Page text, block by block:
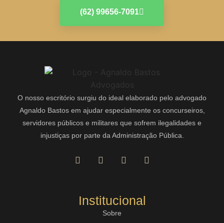
(62) 99656-7091
O nosso escritório surgiu do ideal elaborado pelo advogado
Agnaldo Bastos em ajudar especialmente os concurseiros,
servidores públicos e militares que sofrem ilegalidades e
injustiças por parte da Administração Pública.
Institucional
Sobre